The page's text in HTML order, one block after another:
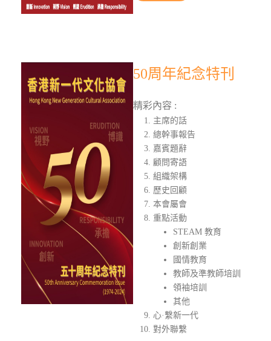
50周年紀念特刊
精彩內容 :
主席的話
總幹事報告
嘉賓題辭
顧問寄語
組織架構
歷史回顧
本會屬會
重點活動
STEAM 教育
創新創業
國情教育
教師及準教師培訓
領袖培訓
其他
心·繫新一代
對外聯繫